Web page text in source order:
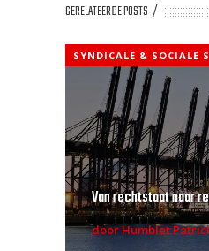
GERELATEERDE POSTS
SYNDICALE & SOCIALE
Van rechtstaat naar
door Humblet